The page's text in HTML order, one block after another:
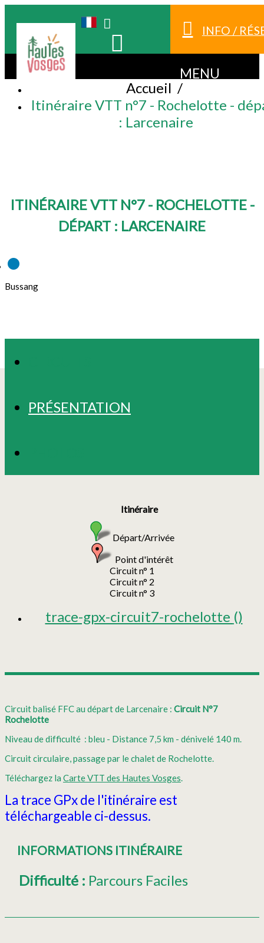
INFO /
MENU
Accueil /
Itinéraire VTT n°7 - Rochelotte -
: Larcenaire
ITINÉRAIRE VTT N°7 - ROCHELOTTE -
DÉPART : LARCENAIRE
Bussang
PRÉSENTATION
Itinéraire
Départ/Arrivée
Point d'intérêt
Circuit n° 1
Circuit n° 2
Circuit n° 3
trace-gpx-circuit7-rochelotte ()
Circuit balisé FFC au départ de Larcenaire : Circuit N°7
Rochelotte
Niveau de difficulté : bleu - Distance 7,5 km - dénivelé 140 m.
Circuit circulaire, passage par le chalet de Rochelotte.
Téléchargez la Carte VTT des Hautes Vosges.
La trace GPx de l'itinéraire est
téléchargeable ci-dessus.
INFORMATIONS ITINÉRAIRE
Difficulté : Parcours Faciles